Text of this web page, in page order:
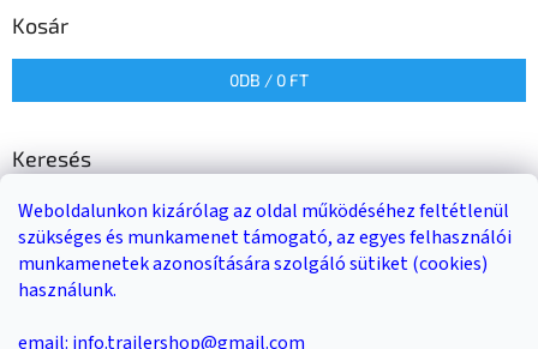
Weboldalunkon kizárólag az oldal működéséhez feltétlenül
szükséges és munkamenet támogató, az egyes felhasználói
munkamenetek azonosítására szolgáló sütiket (cookies)
használunk.
email: info.trailershop@gmail.com
Kosár
0DB / 0 FT
Keresés
KERESÉS